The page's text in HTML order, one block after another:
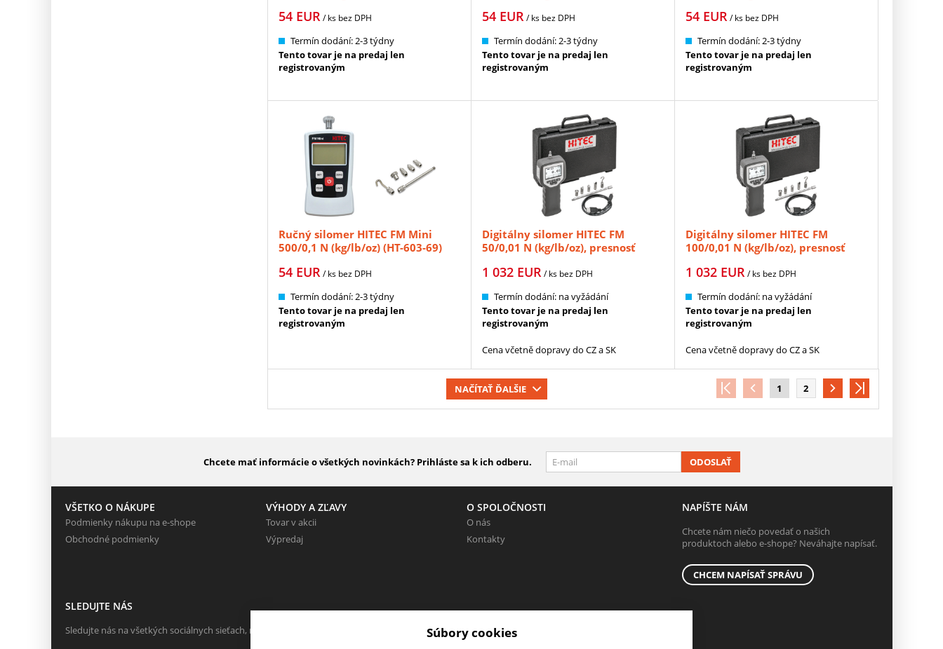
54EUR/ ks bez DPH
Termín dodání: 2-3 týdny
Tento tovar je na predaj len
registrovaným
54EUR/ ks bez DPH
Termín dodání: 2-3 týdny
Tento tovar je na predaj len
registrovaným
54 EUR/ ks bez DPH
Termín dodání: 2-3 týdny
Tento tovar je na predaj len
registrovaným
Ručný silomer HITEC FM Mini
500/0,1 N (kg/lb/oz) (HT-603-69)
54EUR/ ks bez DPH
Termín dodání: 2-3 týdny
Tento tovar je na predaj len
registrovaným
Digitálny silomer HITEC FM
50/0,01 N (kg/lb/oz), presnosť
1 032EUR/ ks bez DPH
Termín dodání: na vyžádání
Tento tovar je na predaj len
registrovaným
Cena včetně dopravy do CZ a SK
Digitálny silomer HITEC FM
100/0,01 N (kg/lb/oz), presnosť
1 032 EUR / ks bez DPH
Termín dodání: na vyžádání
Tento tovar je na predaj len
registrovaným
Cena včetně dopravy do CZ a SK
NAČÍTAŤ ĎALŠIE 1 2
Chcete mať informácie o všetkých novinkách? Prihláste sa k ich odberu. ODOSLAŤ
VŠETKO O NÁKUPE
Podmienky nákupu na e-shope
Obchodné podmienky
VÝHODY A ZĽAVY
Tovar v akcii
Výpredaj
O SPOLOČNOSTI
O nás
Kontakty
NAPÍŠTE NÁM
Chcete nám niečo povedať o našich
produktoch alebo e-shope? Neváhajte napísať.
CHCEM NAPÍSAŤ SPRÁVU
SLEDUJTE NÁS
Sledujte nás na všetkých sociálnych sieťach, nech Vám nič neunikne! Súbory cookies